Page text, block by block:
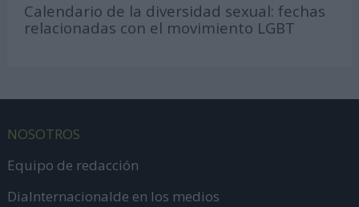
Calendario de la diversidad sexual: fechas
relacionadas con el movimiento LGBT
NOSOTROS
Equipo de redacción
DiaInternacionalde en los medios